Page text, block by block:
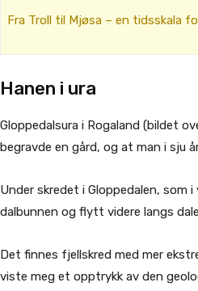
Fra Troll til Mjøsa – en tidsskala
Hanen i ura
Gloppedalsura i Rogaland (bildet
begravde en gård, og at man i sju
Under skredet i Gloppedalen, som
dalbunnen og flytt videre langs
Det finnes fjellskred med mer
viste meg et opptrykk av den